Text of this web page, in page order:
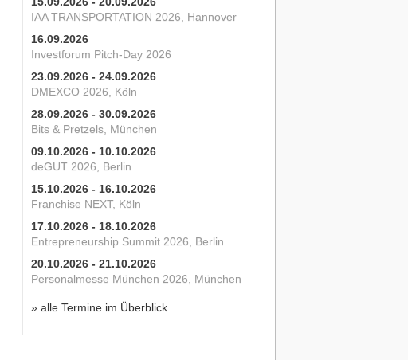
IAA TRANSPORTATION 2026, Hannover
16.09.2026
Investforum Pitch-Day 2026
23.09.2026 - 24.09.2026
DMEXCO 2026, Köln
28.09.2026 - 30.09.2026
Bits & Pretzels, München
09.10.2026 - 10.10.2026
deGUT 2026, Berlin
15.10.2026 - 16.10.2026
Franchise NEXT, Köln
17.10.2026 - 18.10.2026
Entrepreneurship Summit 2026, Berlin
20.10.2026 - 21.10.2026
Personalmesse München 2026, München
» alle Termine im Überblick